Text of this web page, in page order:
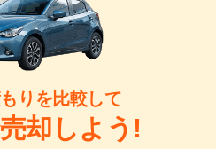
りを比較して
却しよう!